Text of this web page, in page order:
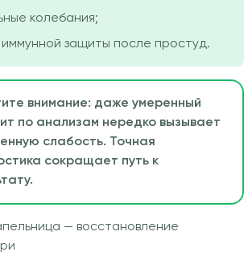
колебания;
защиты после простуд.
внимание: даже умеренный
по анализам нередко вызывает
слабость. Точная
сокращает путь к
— восстановление